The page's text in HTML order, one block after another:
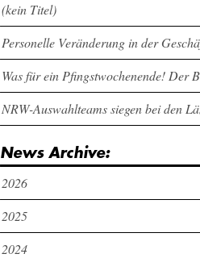
(kein Titel)
Personelle Veränderung in der
News Archive:
2026
2025
2024